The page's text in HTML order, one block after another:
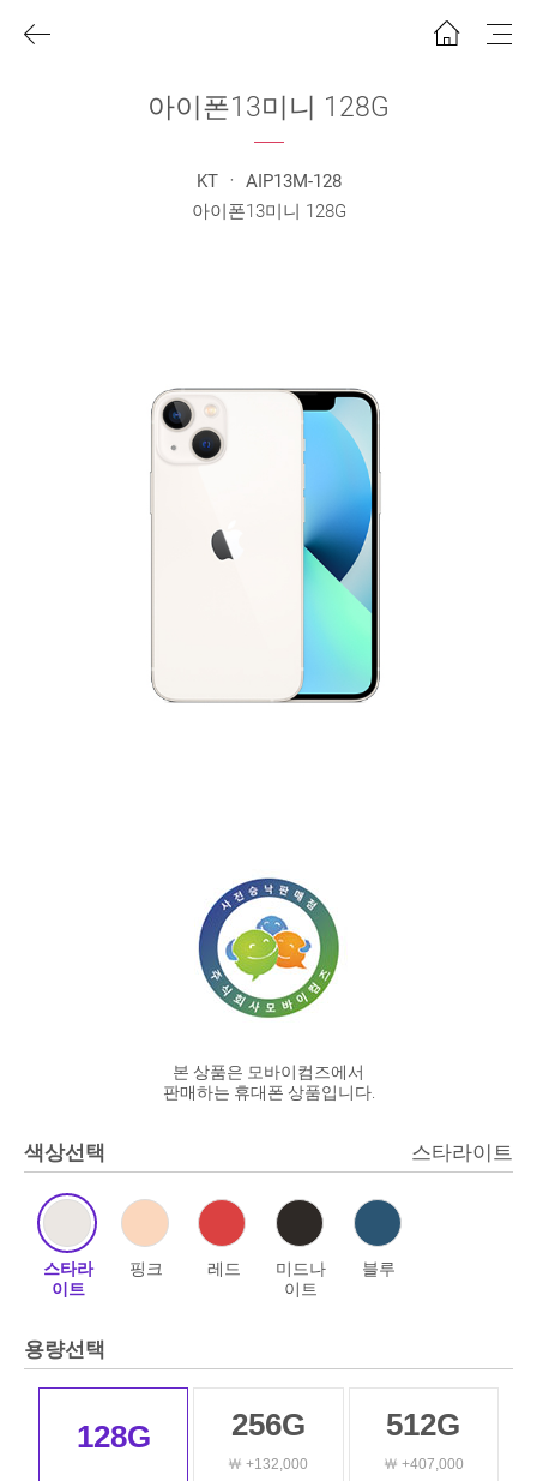
아이폰13미니 128G
KT ㆍ AIP13M-128
아이폰13미니 128G
본 상품은 모바이컴즈에서
판매하는 휴대폰 상품입니다.
색상선택 스타라이트
스타라
이트
핑크 레드
미드나
이트
블루
용량선택
128G 256G
￦ +132,000
512G
￦ +407,000